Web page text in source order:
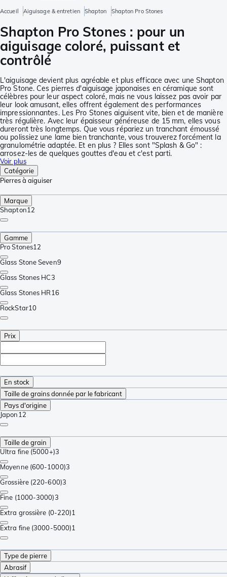
Accueil Aiguisage & entretien Shapton Shapton Pro Stones
Shapton Pro Stones : pour un
aiguisage coloré, puissant et
contrôlé
L'aiguisage devient plus agréable et plus efficace avec une Shapton
Pro Stone. Ces pierres d'aiguisage japonaises en céramique sont
célèbres pour leur aspect coloré, mais ne vous laissez pas avoir par
leur look amusant, elles offrent également des performances
impressionnantes. Les Pro Stones aiguisent vite, bien et de manière
très régulière. Avec leur épaisseur généreuse de 15 mm, elles vous
dureront très longtemps. Que vous répariez un tranchant émoussé
ou polissiez une lame bien tranchante, vous trouverez forcément la
granulométrie adaptée. Et en plus ? Elles sont "Splash & Go" :
arrosez-les de quelques gouttes d'eau et c'est parti.
Voir plus
Catégorie
Pierres à aiguiser
Marque
Shapton12
Gamme
Pro Stones12
Glass Stone Seven9
Glass Stones HC3
Glass Stones HR16
RockStar10
Prix
En stock
Taille de grains donnée par le fabricant
Pays d'origine
Japon12
Taille de grain
Ultra fine (5000+)3
Moyenne (600-1000)3
Grossière (220-600)3
Fine (1000-3000)3
Extra grossière (0-220)1
Extra fine (3000-5000)1
Type de pierre
Abrasif